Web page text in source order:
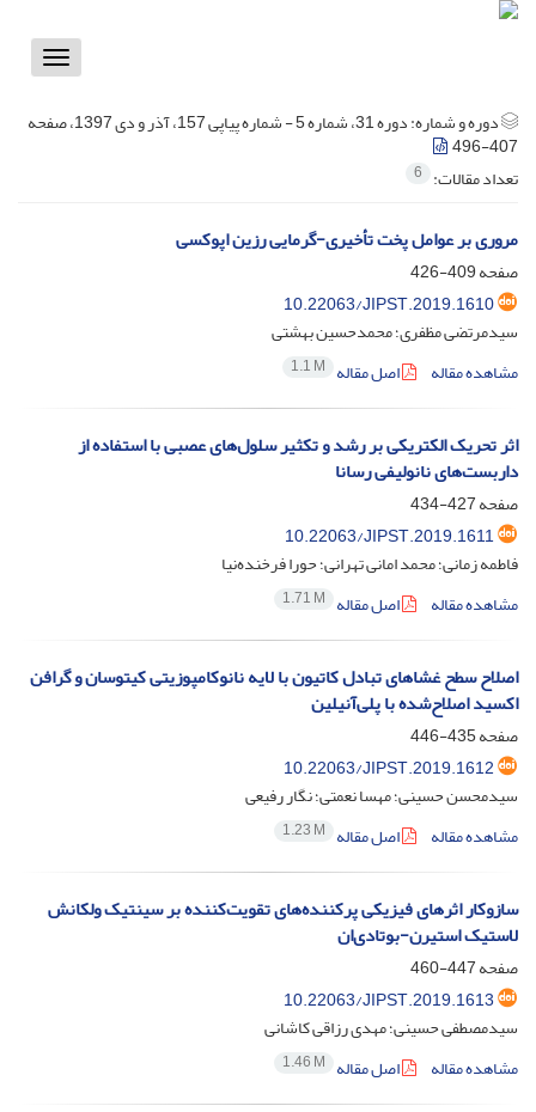
Toggle
دوره و شماره:
دوره 31، شماره 5 - شماره پیاپی 157، آذر و دی 1397، صفحه
407-496
تعداد مقالات: 6
مروری بر عوامل پخت تأخیری-گرمایی رزین اپوکسی
صفحه409-426
10.22063/JIPST.2019.1610
سیدمرتضی مظفری؛ محمدحسین بهشتی
مشاهده مقاله
اصل مقاله 1.1 M
اثر تحریک الکتریکی بر رشد و تکثیر سلول‌های عصبی با استفاده از
داربست‌های نانولیفی رسانا
صفحه427-434
10.22063/JIPST.2019.1611
فاطمه زمانی؛ محمد امانی تهرانی؛ حورا فرخنده‌نیا
مشاهده مقاله
اصل مقاله 1.71 M
اصلاح سطح غشاهای تبادل کاتیون با لایه نانوکامپوزیتی کیتوسان و گرافن
اکسید اصلاح‌شده با پلی‌آنیلین
صفحه435-446
10.22063/JIPST.2019.1612
سیدمحسن حسینی؛ مهسا نعمتی؛ نگار رفیعی
مشاهده مقاله
اصل مقاله 1.23 M
سازوکار اثرهای فیزیکی پرکننده‌های تقویت‌کننده بر سینتیک ولکانش
لاستیک استیرن-بوتادی‌ان
صفحه447-460
10.22063/JIPST.2019.1613
سیدمصطفی حسینی؛ مهدی رزاقی کاشانی
مشاهده مقاله
اصل مقاله 1.46 M